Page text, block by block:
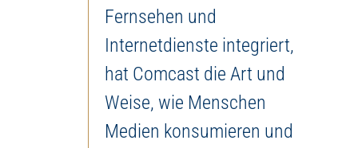
Fernsehen und
Internetdienste integriert,
hat Comcast die Art und
Weise, wie Menschen
Medien konsumieren und